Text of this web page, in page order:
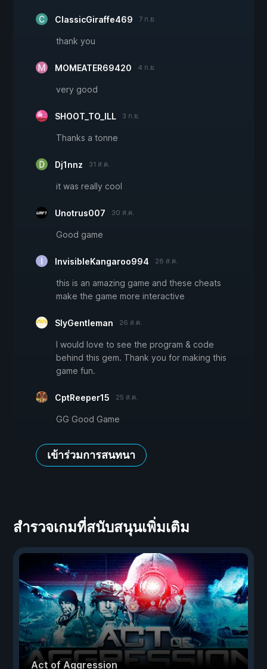
ClassicGiraffe469 7 ก.ย.
thank you
MOMEATER69420 4 ก.ย.
very good
SHOOT_TO_ILL 3 ก.ย.
Thanks a tonne
Dj1nnz 31 ส.ค.
it was really cool
Unotrus007 30 ส.ค.
Good game
InvisibleKangaroo994 28 ส.ค.
this is an amazing game and these cheats
make the game more interactive
SlyGentleman 26 ส.ค.
I would love to see the program & code
behind this gem. Thank you for making this
game fun.
CptReeper15 25 ส.ค.
GG Good Game
เข้าร่วมการสนทนา
สำรวจเกมที่สนับสนุนเพิ่มเติม
Act of Aggression